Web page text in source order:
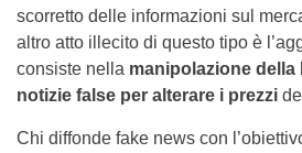
scorretto delle informazioni sul
altro atto illecito di questo tipo è
consiste nella manipolazione
notizie false per alterare i prezzi
Chi diffonde fake news con